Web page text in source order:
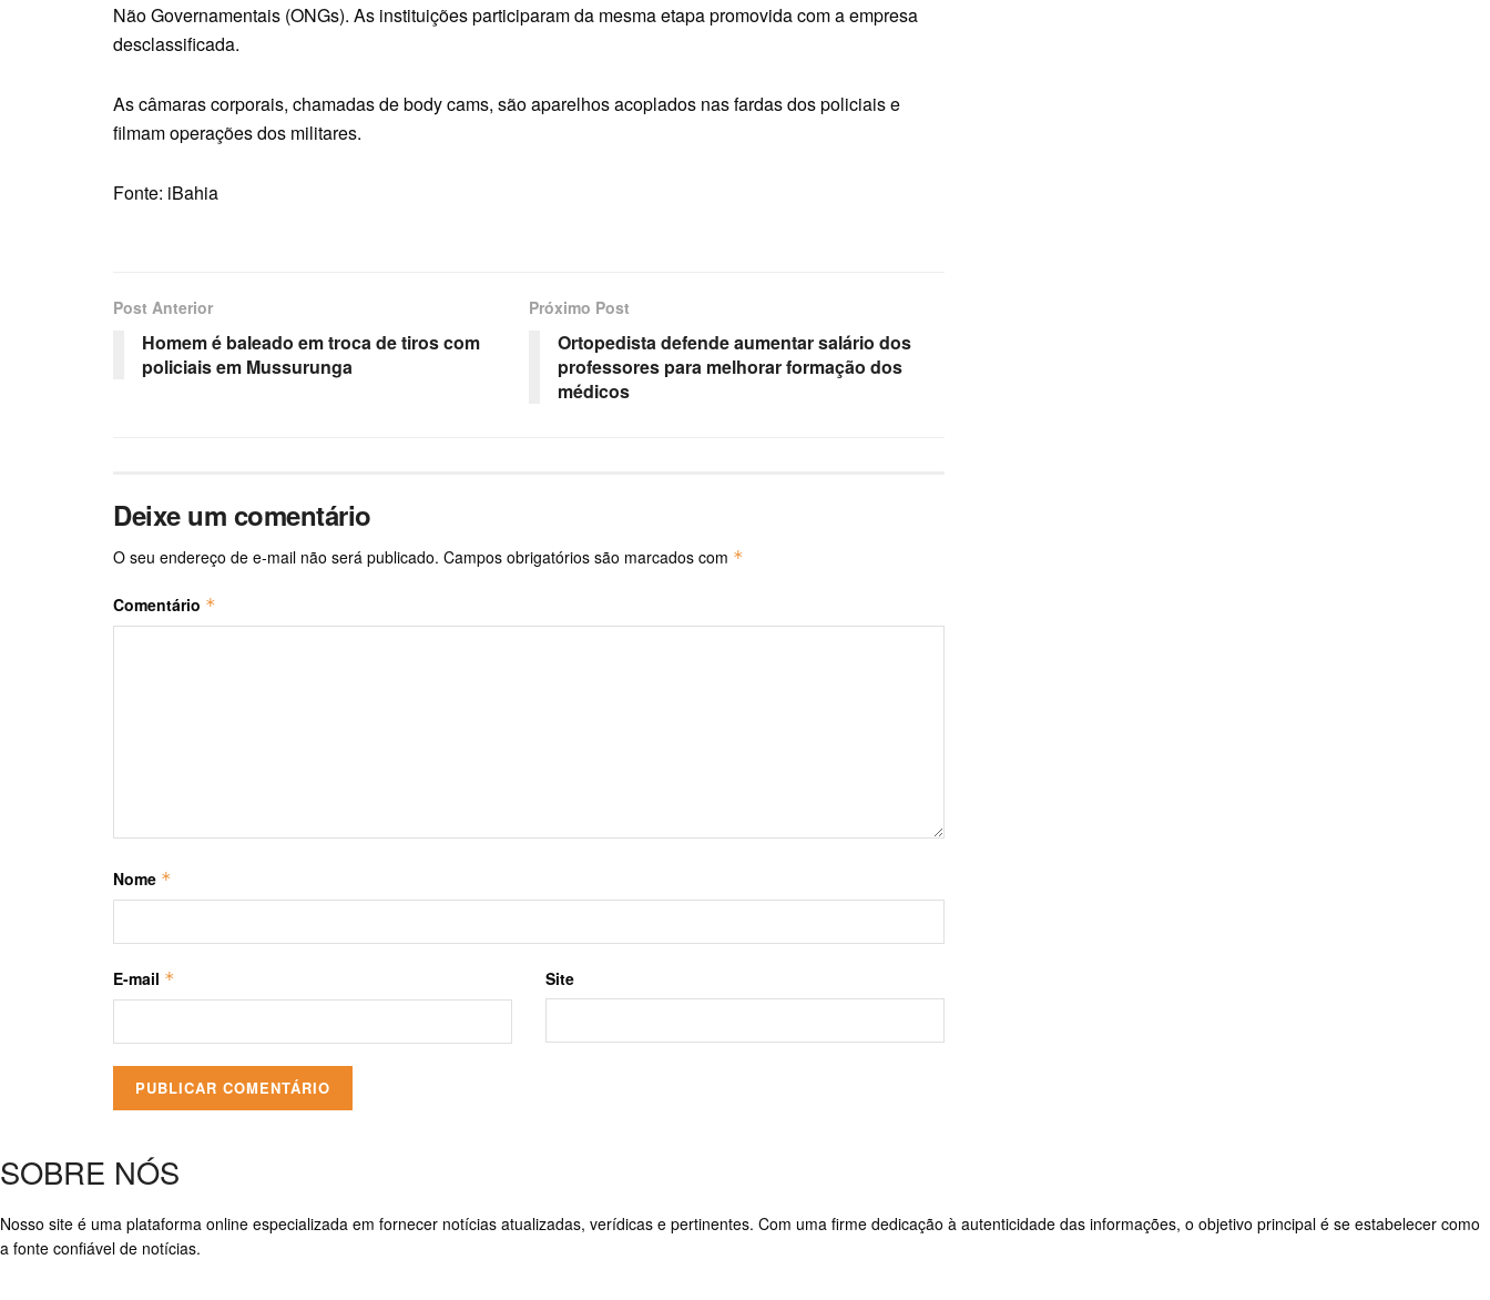
Não Governamentais (ONGs). As instituições participaram da mesma etapa promovida com a empresa
desclassificada.
As câmaras corporais, chamadas de body cams, são aparelhos acoplados nas fardas dos policiais e
filmam operações dos militares.
Fonte: iBahia
Post Anterior
Homem é baleado em troca de tiros com
policiais em Mussurunga
Próximo Post
Ortopedista defende aumentar salário dos
professores para melhorar formação dos
médicos
Deixe um comentário
O seu endereço de e-mail não será publicado. Campos obrigatórios são marcados com *
Comentário *
Nome *
E-mail * Site
SOBRE NÓS
Nosso site é uma plataforma online especializada em fornecer notícias atualizadas, verídicas e pertinentes. Com uma firme dedicação à autenticidade das informações, o objetivo principal é se estabelecer como
a fonte confiável de notícias.